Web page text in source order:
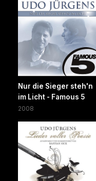
Nur die Sieger steh'n
im Licht - Famous 5
2008